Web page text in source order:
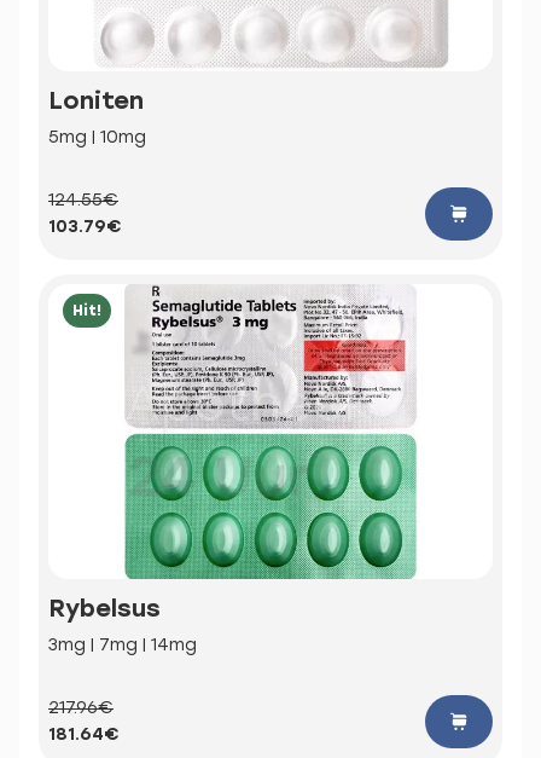
Loniten
5mg | 10mg
124.55€
103.79€
Hit!
Rybelsus
3mg | 7mg | 14mg
217.96€
181.64€